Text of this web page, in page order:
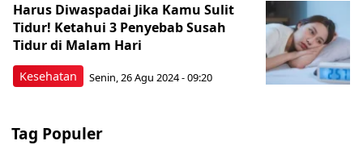
Kesehatan
Harus Diwaspadai Jika Kamu Sulit
Tidur! Ketahui 3 Penyebab Susah
Tidur di Malam Hari
Senin, 26 Agu 2024 - 09:20
Tag Populer